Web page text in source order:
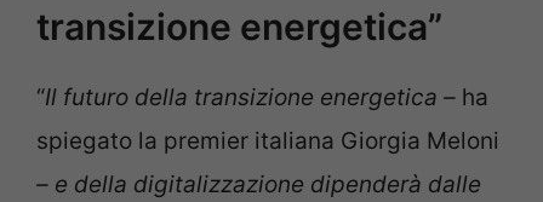
transizione energetica”
“Il futuro della transizione energetica – ha
spiegato la premier italiana Giorgia Meloni
– e della digitalizzazione dipenderà dalle